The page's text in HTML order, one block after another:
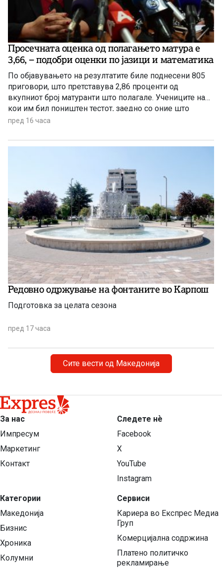
Просечната оценка од полагањето матура е
3,66, – подобри оценки по јазици и математика
По објавувањето на резултатите биле поднесени 805
приговори, што претставува 2,86 проценти од
вкупниот број матуранти што полагале. Учениците на
кои им бил поништен тестот, заедно со оние што
отсуствувале во јуни, ќе може да полагаат во
пред 16 часа
Редовно одржување на фонтаните во Карпош
Подготовка за целата сезона
пред 17 часа
Сите вести од Македонија
За нас
Импресум
Маркетинг
Контакт
Категории
Македонија
Бизнис
Хроника
Колумни
Следете нѐ
Facebook
X
YouTube
Instagram
Сервиси
Кариера во Експрес Медиа
Груп
Комерцијална содржина
Платено политичко
рекламирање